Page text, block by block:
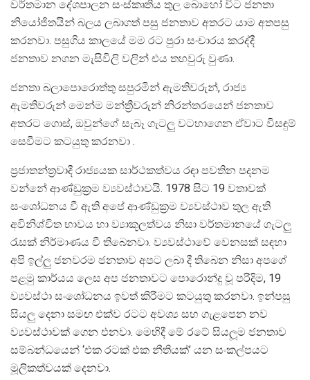
වර්තමාන දේශපාලන සංස්කෘතිය තුල බොහෝ විට ජනතා
නියෝජිතයින් බලය ලබාගත් පසු ජනතාව අතරට යාම අතපසු
කරනවා. පසුගිය කාලයේ මම රට පුරා සංචාරය කරද්දී
ජනතාව නගන මැසිවිලි වලින් එය තහවුරු වුණා.
ජනතා බලාපොරොත්තු සපුරමින් ඇමතිවරුන්, රාජ්‍ය
ඇමතිවරුන් මෙන්ම මන්ත්‍රීවරුන් නිරන්තරයෙන් ජනතාව
අතරට ගොස්, ඔවුන්ගේ සැබෑ ගැටලු වටහාගෙන ඒවාට විසඳුම්
සෙවීමට කටයුතු කරනවා .
ප්‍රජාතන්ත්‍රවාදී රාජ්‍යයක සාර්ථකත්වය රඳා පවතින පදනම
වන්නේ ආණ්ඩුක්‍රම ව්‍යවස්ථාවයි. 1978 සිට 19 වතාවක්
සංශෝධනය වී ඇති අපේ ආණ්ඩුක්‍රම ව්‍යවස්ථාව තුල ඇති
අවිනිශ්චිත භාවය හා ව්‍යාකූලත්වය නිසා වර්තමානයේ ගැටලු
රැසක් නිර්මාණය වී තිබෙනවා. ව්‍යවස්ථාවේ වෙනසක් සඳහා
අපි ඉල්ලු ජනවරම ජනතාව අපට ලබා දී තිබෙන නිසා අපගේ
පළමු කාර්යය ලෙස අප ජනතාවට පොරොන්දු වූ පරිදිම, 19
ව්‍යවස්ථා සංශෝධනය ඉවත් කිරීමට කටයුතු කරනවා. ඉන්පසු
සියලු දෙනා සමඟ එක්ව රටට අවශ්‍ය සහ ගැළපෙන නව
ව්‍යවස්ථාවක් ගෙන එනවා. මෙහිදී මේ රටේ සියලූම ජනතාව
සම්බන්ධයෙන් ‘එක රටක් එක නීතියක්’ යන සංකල්පයට
මූලිකත්වයක් දෙනවා.